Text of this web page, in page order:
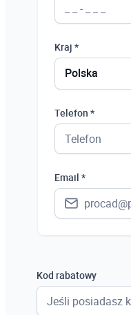
Kraj *
Polska
Telefon *
Email *
Kod rabatowy
Polska
Ukraina
Niemcy
Wielka Brytania
Włochy
Francja